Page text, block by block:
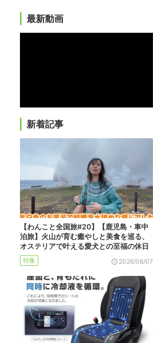
最新動画
新着記事
【わんこと全国旅#20】【鹿児島・車中
泊旅】火山が育む癒やしと美食を巡る、
オステリアで叶える愛犬との至福の休日
特集 2026/08/07